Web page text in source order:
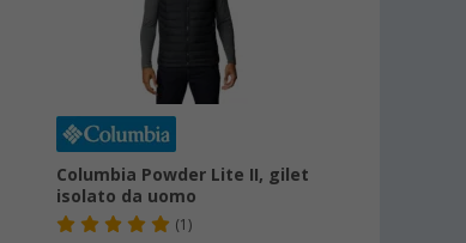
Columbia Powder Lite II, gilet
isolato da uomo
(1)